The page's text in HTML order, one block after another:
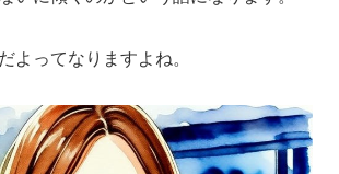
よってなりますよね。